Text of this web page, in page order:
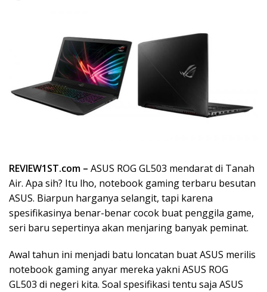
REVIEW1ST.com – ASUS ROG GL503 mendarat di Tanah
Air. Apa sih? Itu lho, notebook gaming terbaru besutan
ASUS. Biarpun harganya selangit, tapi karena
spesifikasinya benar-benar cocok buat penggila game,
seri baru sepertinya akan menjaring banyak peminat.
Awal tahun ini menjadi batu loncatan buat ASUS merilis
notebook gaming anyar mereka yakni ASUS ROG
GL503 di negeri kita. Soal spesifikasi tentu saja ASUS